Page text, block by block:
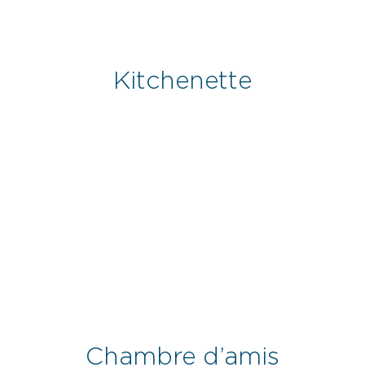
Kitchenette
Chambre d’amis